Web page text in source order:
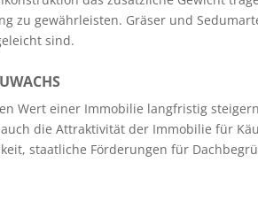
zu gewährleisten. Gräser und
sind.
Wert einer Immobilie langfristig
die Attraktivität der Immobilie für
staatliche Förderungen für